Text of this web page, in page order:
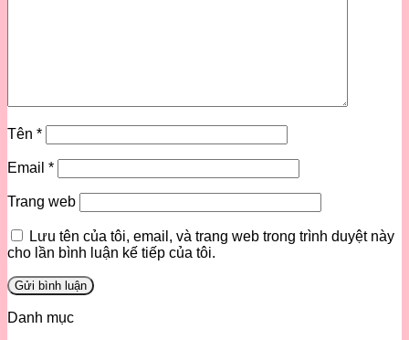
Tên *
Email *
Trang web
Lưu tên của tôi, email, và trang web trong trình duyệt này
cho lần bình luận kế tiếp của tôi.
Danh mục